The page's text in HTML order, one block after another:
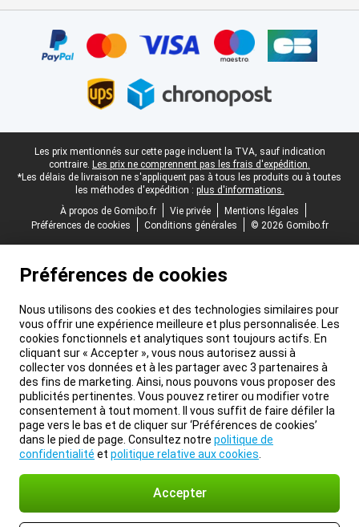
Pied-de-page légal
Les prix mentionnés sur cette page incluent la TVA, sauf indication
contraire. Les prix ne comprennent pas les frais d'expédition.
*Les délais de livraison ne s'appliquent pas à tous les produits ou à toutes
les méthodes d'expédition : plus d'informations.
À propos de Gomibo.fr
Vie privée
Mentions légales
Préférences de cookies
Conditions générales © 2026 Gomibo.fr
Préférences de cookies
Nous utilisons des cookies et des technologies similaires pour
vous offrir une expérience meilleure et plus personnalisée. Les
cookies fonctionnels et analytiques sont toujours actifs. En
cliquant sur « Accepter », vous nous autorisez aussi à
collecter vos données et à les partager avec 3 partenaires à
des fins de marketing. Ainsi, nous pouvons vous proposer des
publicités pertinentes. Vous pouvez retirer ou modifier votre
consentement à tout moment. Il vous suffit de faire défiler la
page vers le bas et de cliquer sur ‘Préférences de cookies’
dans le pied de page. Consultez notre politique de
confidentialité et politique relative aux cookies
Accepter